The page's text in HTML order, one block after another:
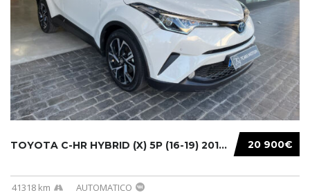
20 900€
TOYOTA C-HR HYBRID (X) 5P (16-19) 2019...
41318 km AUTOMATICO